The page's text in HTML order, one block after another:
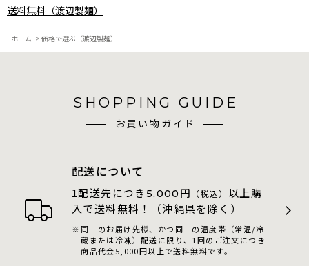
送料無料（渡辺製麺）
ホーム > 価格で選ぶ（渡辺製麺）
SHOPPING GUIDE
お買い物ガイド
配送について
1配送先につき 5,000 円 （税込） 以上購
入で送料無料！（沖縄県を除く）
同一のお届け先様、かつ同一の温度帯（常温/冷
蔵または冷凍）配送に限り、1回のご注文につき
商品代金5,000円以上で送料無料です。